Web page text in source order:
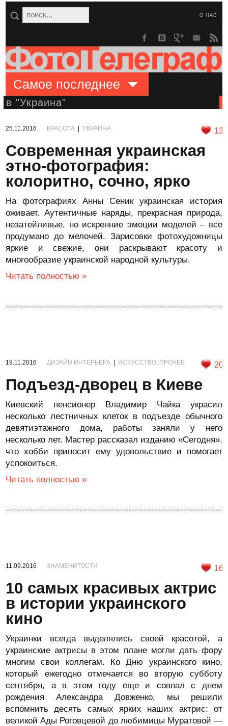
О НАС
Самое последнее
в "Украина"
25.11.2016 КРАСОТА |УКРАИНА 13
Современная украинская
этно-фотография:
колоритно, сочно, ярко
На фотографиях Анны Сеник украинская история
оживает. Аутентичные наряды, прекрасная природа,
незатейливые, но искренние эмоции моделей – все
продумано до мелочей. Зарисовки фотохудожницы
яркие и свежие, они раскрывают красоту и
многообразие украинской народной культуры.
Читать полностью »
19.11.2016 ДИЗАЙН ИНТЕРЬЕРА ИСКУССТВО::ПРОЧЕЕ 20
Подъезд-дворец в Киеве
Киевский пенсионер Владимир Чайка украсил
несколько лестничных клеток в подъезде обычного
девятиэтажного дома, работы заняли у него
несколько лет. Мастер рассказал изданию «Сегодня»,
что хобби приносит ему удовольствие и помогает
успокоиться.
Читать полностью »
11.09.2016 ЗНАМЕНИТОСТИ 16
10 самых красивых актрис
в истории украинского
кино
Украинки всегда выделялись своей красотой, а
украинские актрисы в этом плане могли дать фору
многим свои коллегам. Ко Дню украинского кино,
который ежегодно отмечается во вторую субботу
сентября, а в этом году еще и совпал с днем
рождения Александра Довженко, мы решили
вспомнить десять самых ярких наших актрис: от
великой Ады Роговцевой до любимицы Муратовой —